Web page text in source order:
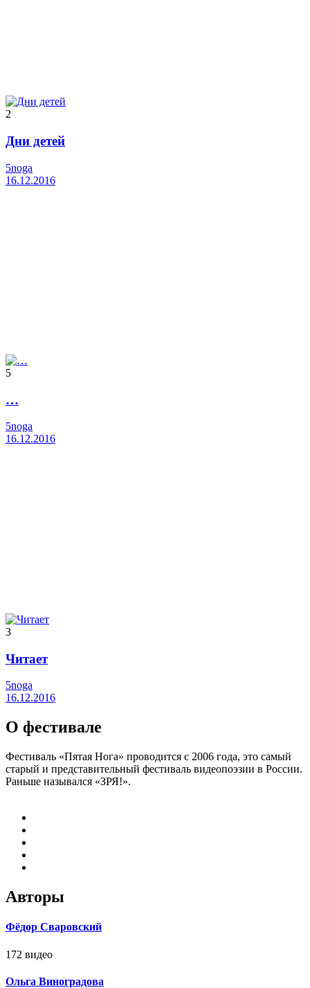
2
Дни детей
5noga
16.12.2016
5
…
5noga
16.12.2016
3
Читает
5noga
16.12.2016
О фестивале
Фестиваль «Пятая Нога» проводится с 2006 года, это самый
старый и представительный фестиваль видеопоэзии в России.
Раньше назывался «ЗРЯ!».
Авторы
Фёдор Сваровский
172 видео
Ольга Виноградова